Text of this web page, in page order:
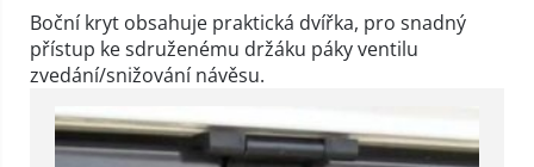
Boční kryt obsahuje praktická dvířka, pro snadný
přístup ke sdruženému držáku páky ventilu
zvedání/snižování návěsu.